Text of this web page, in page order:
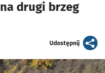
drugi brzeg
Udostępnijartykuł